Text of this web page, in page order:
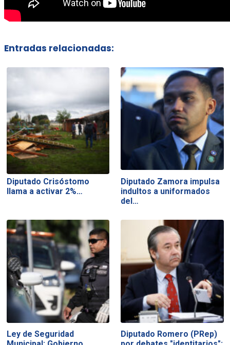
Entradas relacionadas:
Diputado Crisóstomo
llama a activar 2%…
Diputado Zamora impulsa
indultos a uniformados
del…
Ley de Seguridad
Diputado Romero (PRep)